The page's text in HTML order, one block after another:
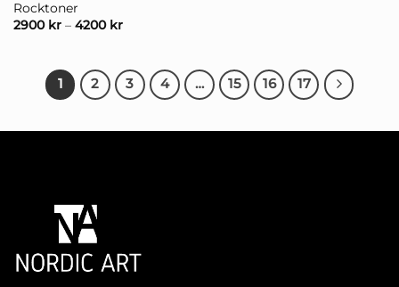
Rocktoner
2900 kr– 4200 kr
1 2 3 4 … 15 16 17